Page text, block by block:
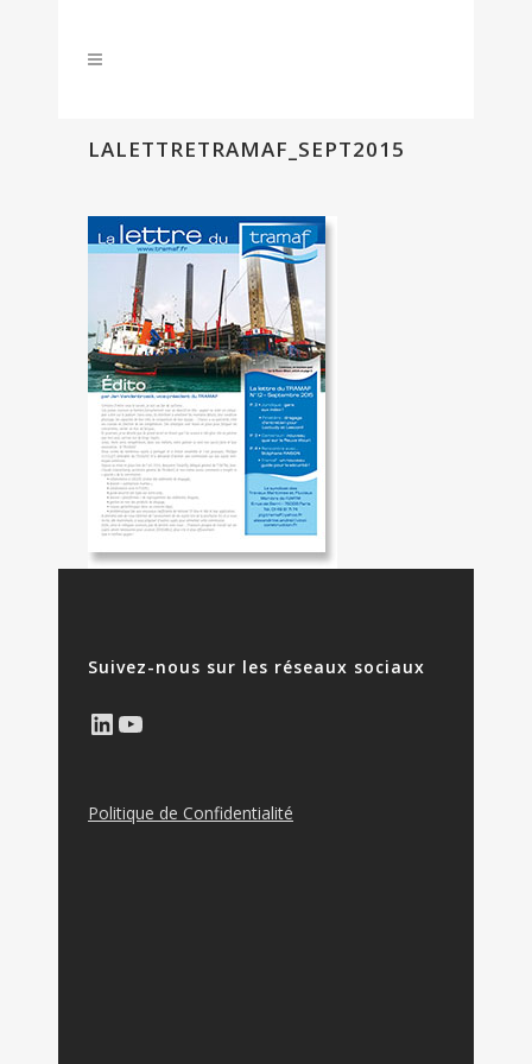
LALETTRETRAMAF_SEPT2015
Suivez-nous sur les réseaux sociaux
LinkedIn
YouTube
Politique de Confidentialité